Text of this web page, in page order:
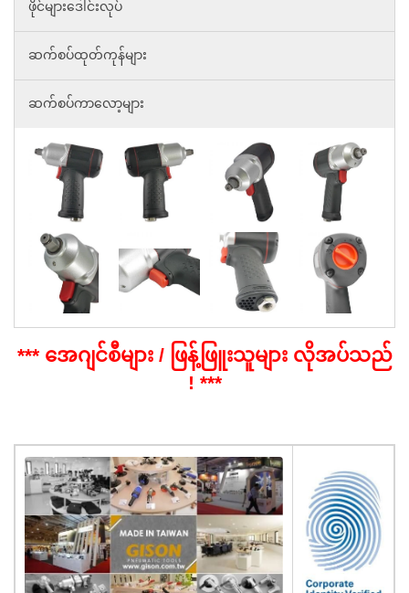
ဖိုင်များဒေါင်းလုပ်
ဆက်စပ်ထုတ်ကုန်များ
ဆက်စပ်ကာလော့များ
*** အေဂျင်စီများ / ဖြန့်ဖြူးသူများ လိုအပ်သည်
! ***